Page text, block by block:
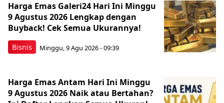
Bisnis
Harga Emas Galeri24 Hari Ini Minggu
9 Agustus 2026 Lengkap dengan
Buyback! Cek Semua Ukurannya!
Minggu, 9 Agu 2026 - 09:39
Harga Emas Antam Hari Ini Minggu
9 Agustus 2026 Naik atau Bertahan?